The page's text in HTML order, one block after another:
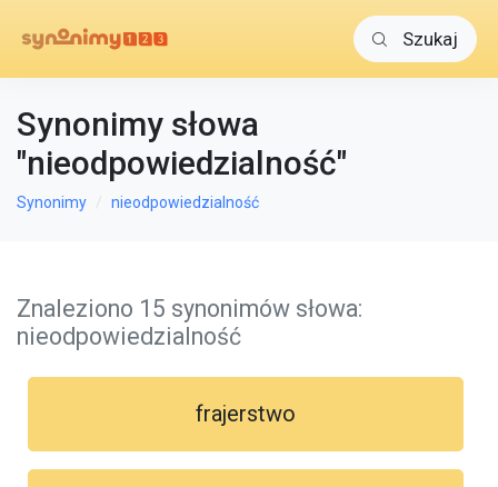
Szukaj
Synonimy słowa
"nieodpowiedzialność"
Synonimy nieodpowiedzialność
Znaleziono 15 synonimów słowa:
nieodpowiedzialność
frajerstwo